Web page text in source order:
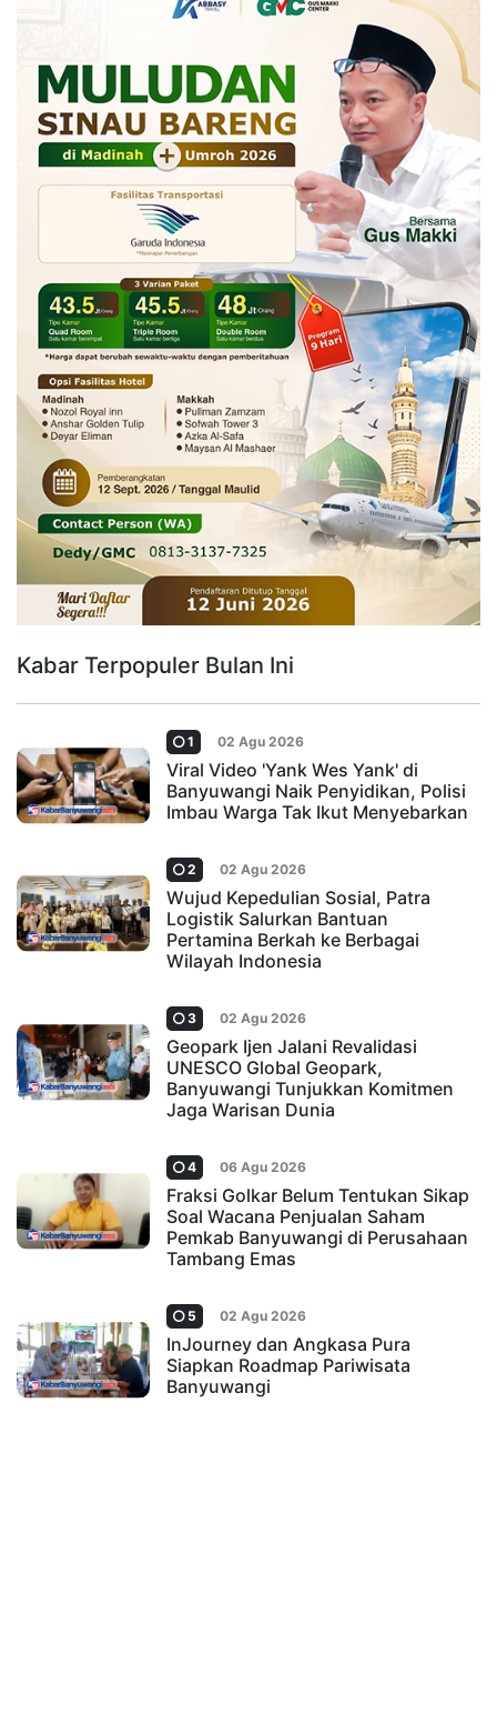
Kabar Terpopuler Bulan Ini
1 02 Agu 2026
Viral Video 'Yank Wes Yank' di
Banyuwangi Naik Penyidikan, Polisi
Imbau Warga Tak Ikut Menyebarkan
2 02 Agu 2026
Wujud Kepedulian Sosial, Patra
Logistik Salurkan Bantuan
Pertamina Berkah ke Berbagai
Wilayah Indonesia
3 02 Agu 2026
Geopark Ijen Jalani Revalidasi
UNESCO Global Geopark,
Banyuwangi Tunjukkan Komitmen
Jaga Warisan Dunia
4 06 Agu 2026
Fraksi Golkar Belum Tentukan Sikap
Soal Wacana Penjualan Saham
Pemkab Banyuwangi di Perusahaan
Tambang Emas
5 02 Agu 2026
InJourney dan Angkasa Pura
Siapkan Roadmap Pariwisata
Banyuwangi